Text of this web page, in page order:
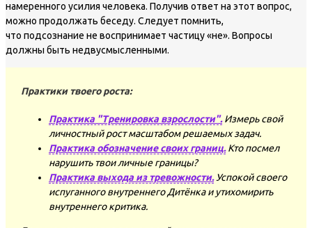
намеренного усилия человека. Получив ответ на этот вопрос,
можно продолжать беседу. Следует помнить,
что подсознание не воспринимает частицу «не». Вопросы
должны быть недвусмысленными.
Практики твоего роста:
Практика "Тренировка взрослости".Измерь свой
личностный рост масштабом решаемых задач.
Практика обозначение своих границ.Кто посмел
нарушить твои личные границы?
Практика выхода из тревожности.Успокой своего
испуганного внутреннего Дитёнка и утихомирить
внутреннего критика.